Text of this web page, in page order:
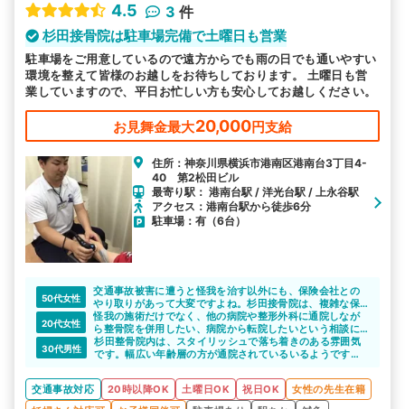
4.5
3 件
杉田接骨院は駐車場完備で土曜日も営業
駐車場をご用意しているので遠方からでも雨の日でも通いやすい
環境を整えて皆様のお越しをお待ちしております。 土曜日も営
業していますので、平日お忙しい方も安心してお越しください。
お見舞金最大20,000円支給
住所：神奈川県横浜市港南区港南台3丁目4-
40 第2松田ビル
最寄り駅： 港南台駅 / 洋光台駅 / 上永谷駅
アクセス：港南台駅から徒歩6分
駐車場：有（6台）
50代女性
交通事故被害に遭うと怪我を治す以外にも、保険会社との
やり取りがあって大変ですよね。杉田接骨院は、複雑な保
険会社とやりとりについても詳しいので、しっかりと相談
に乗ってもらえると思います。
駐車場もあるので、車での通院が可能です。
20代女性
怪我の施術だけでなく、他の病院や整形外科に通院しなが
ら整骨院を併用したい、病院から転院したいという相談に
も乗ってくれます。施術室も待合室も清潔感があり、綺麗
なのでよいですね。
30代男性
杉田整骨院内は、スタイリッシュで落ち着きのある雰囲気
です。幅広い年齢層の方が通院されているいるようです。
悩みや怪我の症状も相談できると思います。
交通事故対応 20時以降OK 土曜日OK 祝日OK
女性の先生在籍